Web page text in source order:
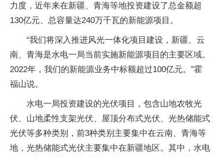
力度，近年来在新疆、青海等地投资建设了总金额超
130亿元、总容量达240万千瓦的新能源项目。
“我们将深入推进风光一体化项目建设，新疆、云
南、青海是水电一局当前实施新能源项目的主要区域。
2022年，我们的新能源业务中标额超过100亿元。”霍
福山说。
水电一局投资建设的光伏项目，包含山地农牧光
伏、山地柔性支架光伏、屋顶分布式光伏、光热储能式
光伏等多种类别，前3种类别主要集中在云南、青海等
地，光热储能式光伏主要集中在新疆地区。其中，水电